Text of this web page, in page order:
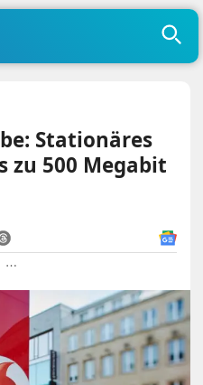
Stationäres
zu 500 Megabit
⋯